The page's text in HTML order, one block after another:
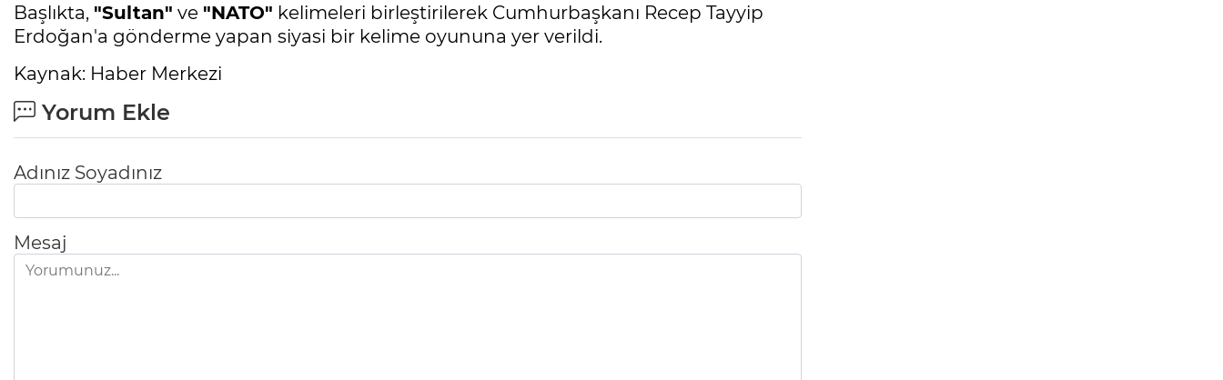
Başlıkta, "Sultan" ve "NATO" kelimeleri birleştirilerek Cumhurbaşkanı Recep Tayyip
Erdoğan'a gönderme yapan siyasi bir kelime oyununa yer verildi.
Kaynak: Haber Merkezi
Yorum Ekle
Adınız Soyadınız
Mesaj